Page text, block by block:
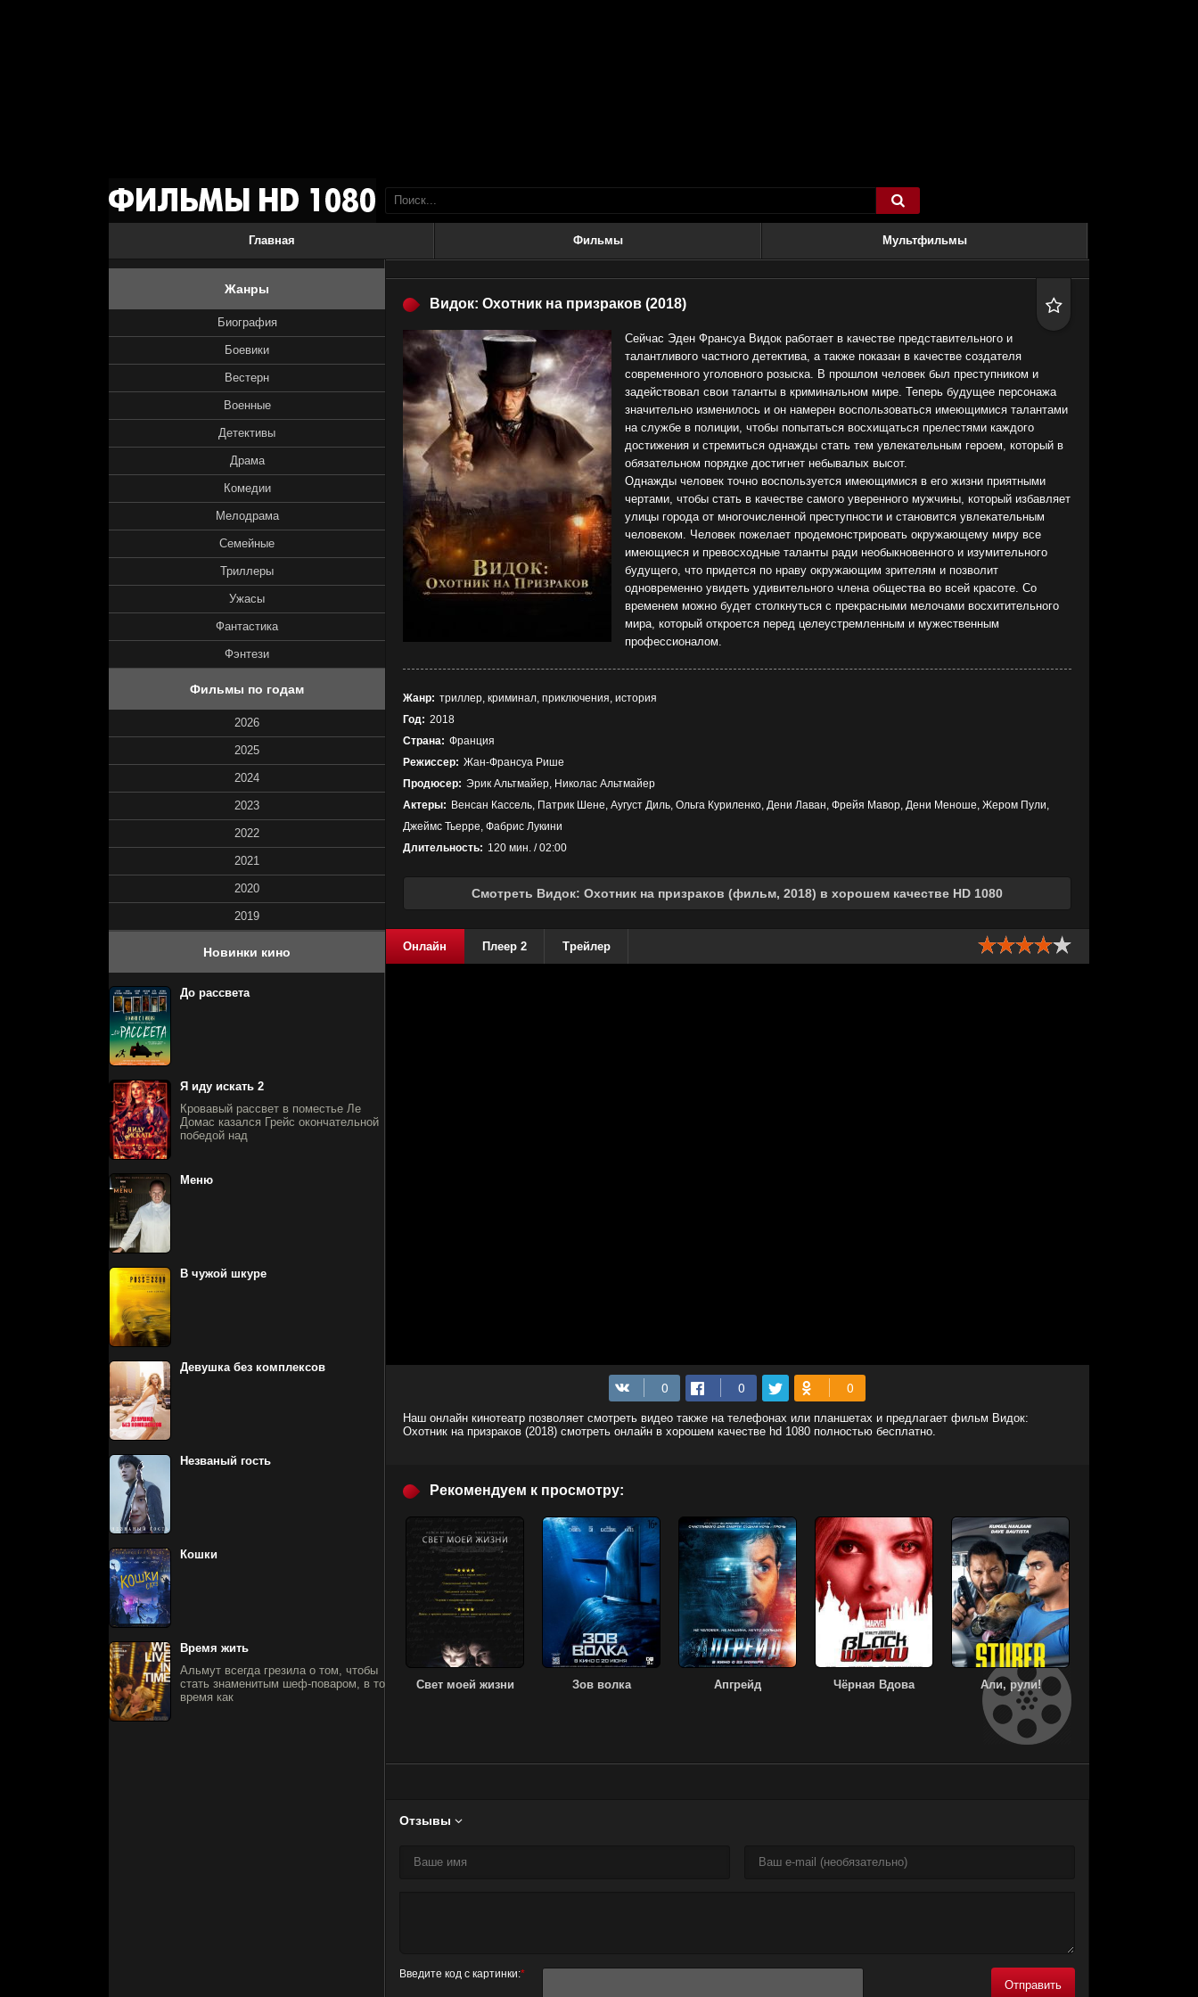

Главная Фильмы Мультфильмы
Видок: Охотник на призраков (2018) 
Сейчас Эден Франсуа Видок работает в качестве представительного и
талантливого частного детектива, а также показан в качестве создателя
современного уголовного розыска. В прошлом человек был преступником и
задействовал свои таланты в криминальном мире. Теперь будущее персонажа
значительно изменилось и он намерен воспользоваться имеющимися талантами
на службе в полиции, чтобы попытаться восхищаться прелестями каждого
достижения и стремиться однажды стать тем увлекательным героем, который в
обязательном порядке достигнет небывалых высот.
Однажды человек точно воспользуется имеющимися в его жизни приятными
чертами, чтобы стать в качестве самого уверенного мужчины, который избавляет
улицы города от многочисленной преступности и становится увлекательным
человеком. Человек пожелает продемонстрировать окружающему миру все
имеющиеся и превосходные таланты ради необыкновенного и изумительного
будущего, что придется по нраву окружающим зрителям и позволит
одновременно увидеть удивительного члена общества во всей красоте. Со
временем можно будет столкнуться с прекрасными мелочами восхитительного
мира, который откроется перед целеустремленным и мужественным
профессионалом.
Жанр: триллер, криминал, приключения, история
Год: 2018
Страна: Франция
Режиссер: Жан-Франсуа Рише
Продюсер: Эрик Альтмайер, Николас Альтмайер
Актеры: Венсан Кассель, Патрик Шене, Аугуст Диль, Ольга Куриленко, Дени Лаван, Фрейя Мавор, Дени Меноше, Жером Пули,
Джеймс Тьерре, Фабрис Лукини
Длительность: 120 мин. / 02:00
Смотреть Видок: Охотник на призраков (фильм, 2018) в хорошем качестве HD 1080
Онлайн Плеер 2 Трейлер
Наш онлайн кинотеатр позволяет смотреть видео также на телефонах или планшетах и предлагает фильм Видок:
Охотник на призраков (2018) смотреть онлайн в хорошем качестве hd 1080 полностью бесплатно.
Рекомендуем к просмотру:
Свет моей жизни Зов волка Апгрейд Чёрная Вдова Али, рули!
Отзывы 
Введите код с картинки:*
Отправить
Жанры
Биография
Боевики
Вестерн
Военные
Детективы
Драма
Комедии
Мелодрама
Семейные
Триллеры
Ужасы
Фантастика
Фэнтези
Фильмы по годам
2026
2025
2024
2023
2022
2021
2020
2019
Новинки кино
До рассвета
Я иду искать 2
Кровавый рассвет в поместье Ле
Домас казался Грейс окончательной
победой над
Меню
В чужой шкуре
Девушка без комплексов
Незваный гость
Кошки
Время жить
Альмут всегда грезила о том, чтобы
стать знаменитым шеф-поваром, в то
время как